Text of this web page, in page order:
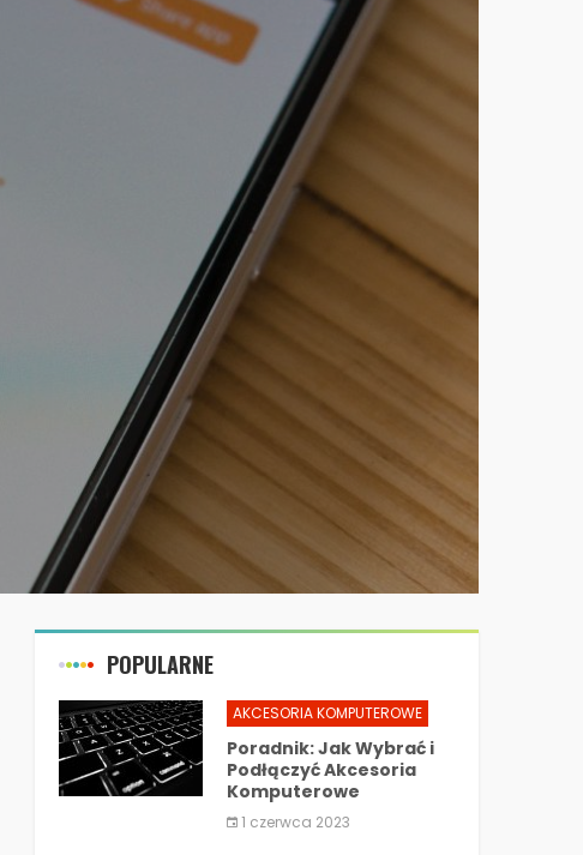
POPULARNE
AKCESORIA KOMPUTEROWE
Poradnik: Jak Wybrać i
Podłączyć Akcesoria
Komputerowe
1 czerwca 2023